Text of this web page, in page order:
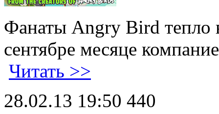
Фанаты Angry Bird тепло
сентябре месяце
Читать >>
28.02.13 19:50 440